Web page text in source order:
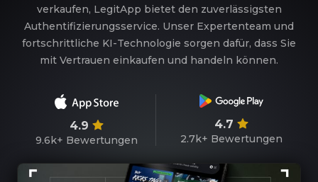
verkaufen, LegitApp bietet den zuverlässigsten
Authentifizierungsservice. Unser Expertenteam und
fortschrittliche KI-Technologie sorgen dafür, dass Sie
mit Vertrauen einkaufen und handeln können.
4.9
9.6k+ Bewertungen
4.7
2.7k+ Bewertungen